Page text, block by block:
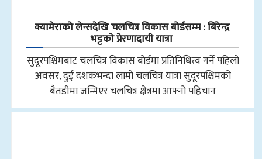
क्यामेराको लेन्सदेखि चलचित्र विकास बोर्डसम्म : बिरेन्द्र
भट्टको प्रेरणादायी यात्रा
सुदूरपश्चिमबाट चलचित्र विकास बोर्डमा प्रतिनिधित्व गर्ने पहिलो
अवसर, दुई दशकभन्दा लामो चलचित्र यात्रा सुदूरपश्चिमको
बैतडीमा जन्मिएर चलचित्र क्षेत्रमा आफ्नो पहिचान